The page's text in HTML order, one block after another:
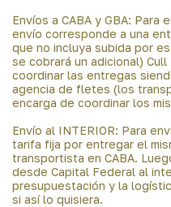
Envíos a CABA y GBA:
envío corresponde a una
que no incluya subida por
se cobrará un adicional)
coordinar las entregas
agencia de fletes (los
encarga de coordinar los
Envío al INTERIOR: Para
tarifa fija por entregar el
transportista en CABA.
desde Capital Federal al
presupuestación y la
si así lo quisiera.